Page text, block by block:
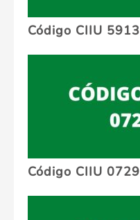
Código CIIU 5913
Código CIIU 0729